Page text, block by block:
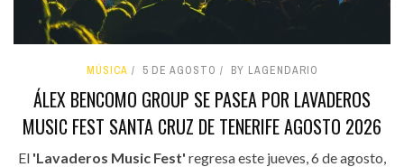
MÚSICA 5 DE AGOSTO BY LAGENDARIO
ÁLEX BENCOMO GROUP SE PASEA POR LAVADEROS
MUSIC FEST SANTA CRUZ DE TENERIFE AGOSTO 2026
El 'Lavaderos Music Fest' regresa este jueves, 6 de agosto,